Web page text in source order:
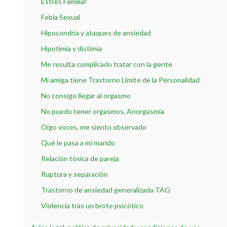
Fobia Sexual
Hipocondría y ataques de ansiedad
Hipotimia y distimia
Me resulta complicado tratar con la gente
Mi amiga tiene Trastorno Límite de la Personalidad
No consigo llegar al orgasmo
No puedo tener orgasmos, Anorgasmia
Oigo voces, me siento observado
Qué le pasa a mi marido
Relación tóxica de pareja
Ruptura y separación
Trastorno de ansiedad generalizada TAG
Violencia tras un brote psicótico